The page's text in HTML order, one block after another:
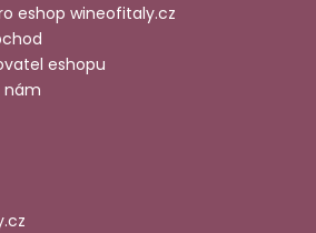
eshop wineofitaly.cz
eshopu
nám